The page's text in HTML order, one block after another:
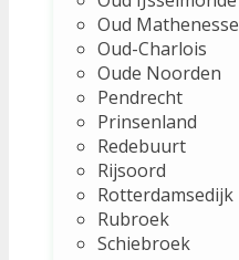
Oud Mathenesse
Oud-Charlois
Oude Noorden
Pendrecht
Prinsenland
Redebuurt
Rijsoord
Rotterdamsedijk
Rubroek
Schiebroek